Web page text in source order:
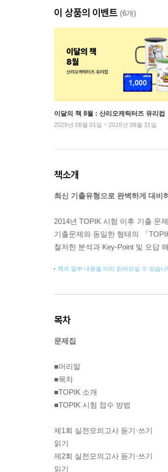
이 상품의 이벤트 (6개)
이달의 책 8월 : 산리오캐릭터즈 유리컵
2026년 08월 01일 ~ 2026년 08월 31일
책소개
최신 기출유형으로 완벽하게 대비
2014년 TOPIK 시험 이후 기출 문
기출문제와 동일한 형태의 「
철저한 분석과 Key-Point 및 오답
책의 일부 내용을 미리 읽어보실 수 있습니
목차
문제집
■머리말
■목차
■TOPIK 소개
■TOPIK 시험 접수 방법
제1회 실전모의고사 듣기·쓰기
읽기
제2회 실전모의고사 듣기·쓰기
읽기